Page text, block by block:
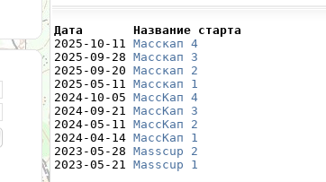
Дата       Название старта
2025-10-11 Масскап 4
2025-09-28 Масскап 3
2025-09-20 Масскап 2
2025-05-11 Масскап 1
2024-10-05 МассКап 4
2024-09-21 МассКап 3
2024-05-11 МассКап 2
2024-04-14 МассКап 1
2023-05-28 Masscup 2
2023-05-21 Masscup 1